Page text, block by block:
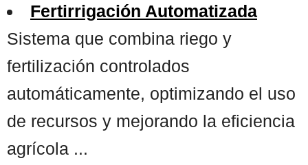
Fertirrigación Automatizada
Sistema que combina riego y
fertilización controlados
automáticamente, optimizando el uso
de recursos y mejorando la eficiencia
agrícola ...